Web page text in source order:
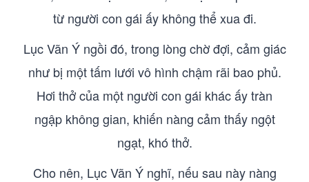
từ người con gái ấy không thể xua đi.
Lục Vãn Ý ngồi đó, trong lòng chờ đợi, cảm giác
như bị một tấm lưới vô hình chậm rãi bao phủ.
Hơi thở của một người con gái khác ấy tràn
ngập không gian, khiến nàng cảm thấy ngột
ngạt, khó thở.
Cho nên, Lục Vãn Ý nghĩ, nếu sau này nàng